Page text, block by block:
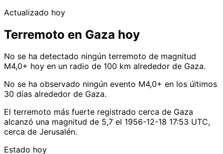
Actualizado hoy
Terremoto en Gaza hoy
No se ha detectado ningún terremoto de magnitud
M4,0+ hoy en un radio de 100 km alrededor de Gaza.
No se ha observado ningún evento M4,0+ en los últimos
30 días alrededor de Gaza.
El terremoto más fuerte registrado cerca de Gaza
alcanzó una magnitud de 5,7 el 1956-12-18 17:53 UTC,
cerca de Jerusalén.
Estado hoy